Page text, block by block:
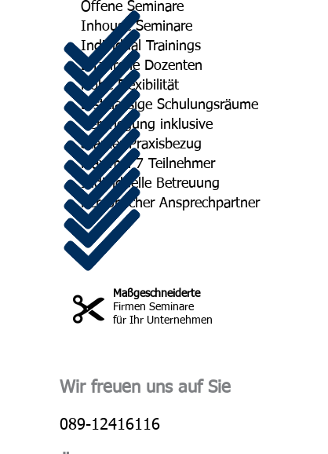
Offene Seminare
Inhouse Seminare
Individual Trainings
Erfahrene Dozenten
Hohe Flexibilität
Erstklassige Schulungsräume
Verpflegung inklusive
Starker Praxisbezug
Maximal 7 Teilnehmer
Individuelle Betreuung
Persönlicher Ansprechpartner
Maßgeschneiderte
Firmen Seminare
für Ihr Unternehmen
Wir freuen uns auf Sie
089-12416116